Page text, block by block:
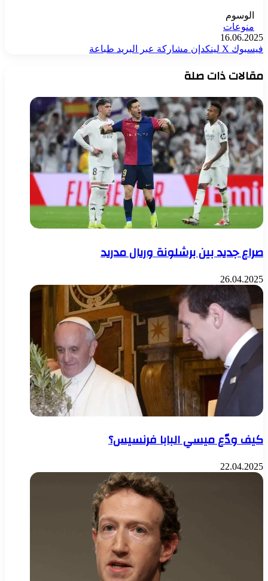
الوسوم
منوعات
16.06.2025
فيسبوك ‫X لينكدإن مشاركة عبر البريد طباعة
مقالات ذات صلة
صراع جديد بين برشلونة وريال مدريد
26.04.2025
كيف ودّع ميسي البابا فرنسيس؟
22.04.2025